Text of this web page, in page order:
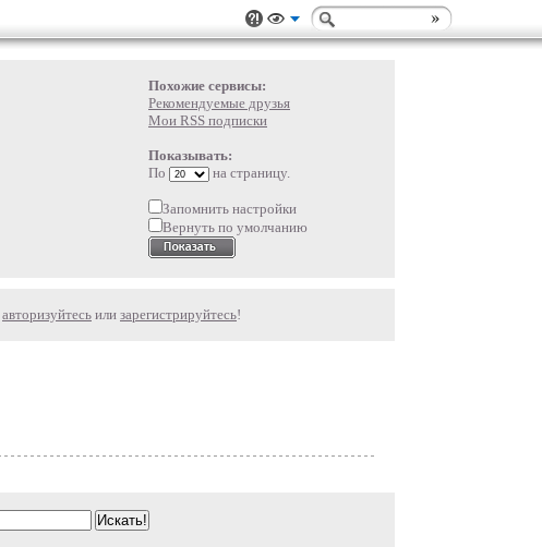
Похожие сервисы:
Рекомендуемые друзья
Мои RSS подписки
Показывать:
По
на страницу.
Запомнить настройки
Вернуть по умолчанию
авторизуйтесь или зарегистрируйтесь!